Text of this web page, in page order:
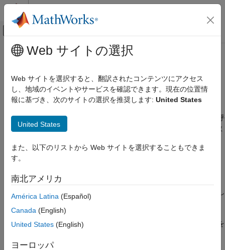
コンテンツへスキップ
オフキャンバス ナビゲーション メ
ドキュメンテーションのホーム
モデル化
モデル動作の設計
スケジュール エディターを使用したエクス
項目一覧
ス) の作成
び出しイベントの作成
シミュレーションのためのエクスポート関数
モデルの準備
スケジュール エディターを使用したエクス
参考
メインコンテンツ
スケジュール エディターを使用し
たエクスポート関数モデルのシミ
ュレーションのテスト
スケジュール エディターを使用して、シミュレーションの関数呼
び出しコンポーネントをスケジュールします。この手法は、関数
間のデータ依存関係を確認する場合に便利です。
ブロックを追加し
スケジュール エディターを使用して関数呼び出しイベントを
Web サイトの選択
Web サイトを選択すると、翻訳されたコンテンツにアクセス
し、地域のイベントやサービスを確認できます。現在の位置情
報に基づき、次のサイトの選択を推奨します: United States
United States
また、以下のリストから Web サイトを選択することもできま
す。
南北アメリカ
América Latina (Español)
Canada (English)
United States (English)
ヨーロッパ